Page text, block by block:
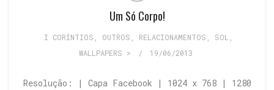
Um Só Corpo!
I CORÍNTIOS OUTROS RELACIONAMENTOS SOL
WALLPAPERS >
/ 19/06/2013
Resolução: | Capa Facebook | 1024 x 768 | 1280